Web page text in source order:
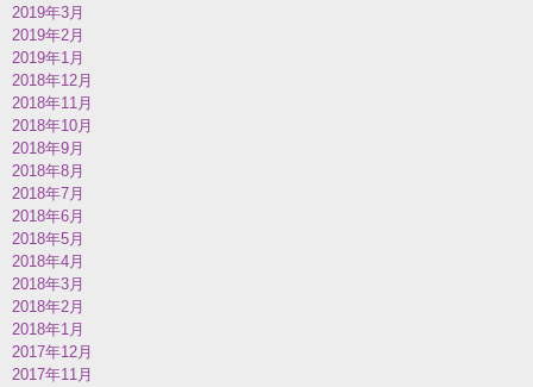
2019年3月
2019年2月
2019年1月
2018年12月
2018年11月
2018年10月
2018年9月
2018年8月
2018年7月
2018年6月
2018年5月
2018年4月
2018年3月
2018年2月
2018年1月
2017年12月
2017年11月